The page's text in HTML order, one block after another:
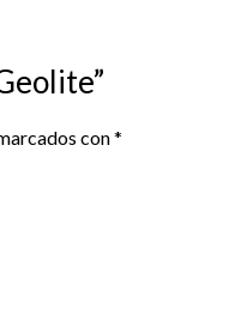
con*